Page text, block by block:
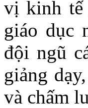
vị kinh tế
giáo dục
đội ngũ
giảng
và chấm